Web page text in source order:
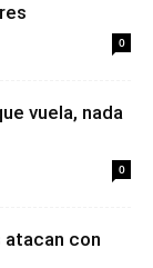
0
vuela, nada
0
atacan con